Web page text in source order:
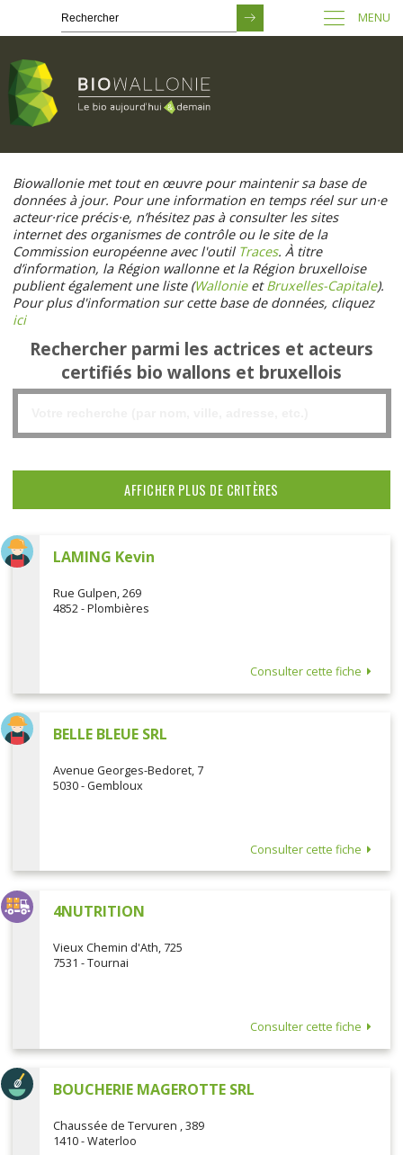
contenu
principal
MENU
Biowallonie met tout en œuvre pour maintenir sa base de
données à jour. Pour une information en temps réel sur un·e
acteur·rice précis·e, n’hésitez pas à consulter les sites
internet des organismes de contrôle ou le site de la
Commission européenne avec l'outil Traces. À titre
d’information, la Région wallonne et la Région bruxelloise
publient également une liste (WallonieetBruxelles-Capitale).
Pour plus d'information sur cette base de données, cliquez
ici
Rechercher parmi les actrices et acteurs
certifiés bio wallons et bruxellois
LAMING Kevin
Rue Gulpen, 269
4852 - Plombières
Consulter cette fiche
BELLE BLEUE SRL
Avenue Georges-Bedoret, 7
5030 - Gembloux
Consulter cette fiche
4NUTRITION
Vieux Chemin d'Ath, 725
7531 - Tournai
Consulter cette fiche
BOUCHERIE MAGEROTTE SRL
Chaussée de Tervuren , 389
1410 - Waterloo
AFFICHER PLUS DE CRITÈRES